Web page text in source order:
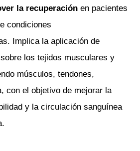
la recuperación en pacientes
condiciones
Implica la aplicación de
los tejidos musculares y
músculos, tendones,
con el objetivo de mejorar la
y la circulación sanguínea